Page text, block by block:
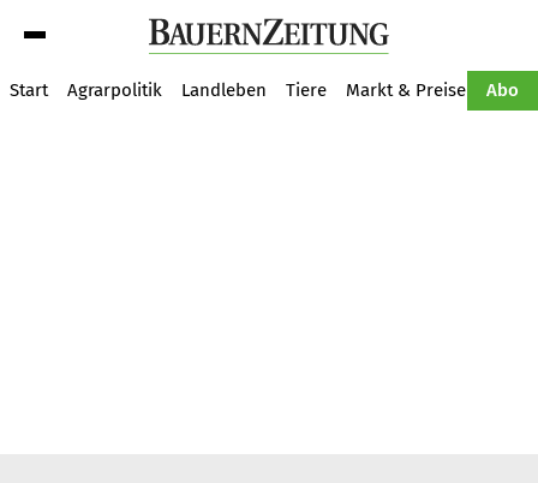
Start Agrarpolitik Landleben Tiere Markt & Preise Abo